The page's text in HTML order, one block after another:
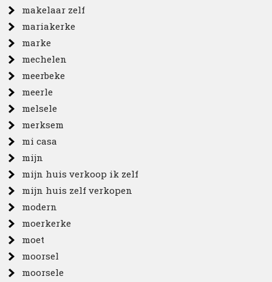
makelaar zelf
mariakerke
marke
mechelen
meerbeke
meerle
melsele
merksem
mi casa
mijn
mijn huis verkoop ik zelf
mijn huis zelf verkopen
modern
moerkerke
moet
moorsel
moorsele